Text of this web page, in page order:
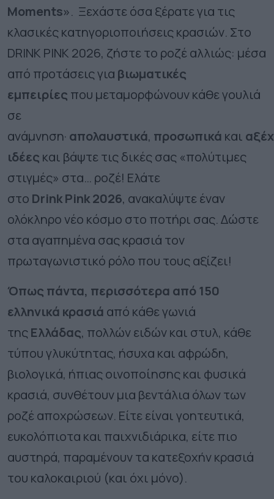
Moments». Ξεχάστε όσα ξέρατε για τις
κλασικές κατηγοριοποιήσεις κρασιών. Στο
DRINK PINK 2026, ζήστε το ροζέ αλλιώς: μέσα
από προτάσεις για βιωματικές
εμπειρίες που μεταμορφώνουν κάθε γουλιά
σε
ανάμνηση· απολαυστικά, προσωπικά και
ιδέες και βάψτε τις δικές σας «πολύτιμες
στιγμές» στα… ροζέ! Ελάτε
στο DrinkPink2026, ανακαλύψτε έναν
ολόκληρο νέο κόσμο στο ποτήρι σας. Δώστε
στα αγαπημένα σας κρασιά τον
πρωταγωνιστικό ρόλο που τους αξίζει!
Όπως πάντα, περισσότερα από 150
ελληνικά κρασιά από κάθε γωνιά
τηςΕλλάδας, πολλών ειδών και στυλ, κάθε
τύπου γλυκύτητας, ήσυχα και αφρώδη,
βιολογικά, ήπιας οινοποίησης και φυσικά
κρασιά, συνθέτουν μια βεντάλια όλων των
ροζέ αποχρώσεων. Είτε είναι γοητευτικά,
ευκολόπιοτα και παιχνιδιάρικα, είτε πιο
αυστηρά, παραμένουν τα κατεξοχήν κρασιά
του καλοκαιριού (και όχι μόνο).